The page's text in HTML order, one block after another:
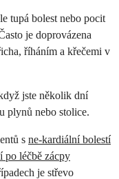
tupá bolest nebo pocit
je doprovázena
říháním a křečemi v
jste několik dní
plynů nebo stolice.
s ne-kardiální bolestí
po léčbě zácpy
je střevo